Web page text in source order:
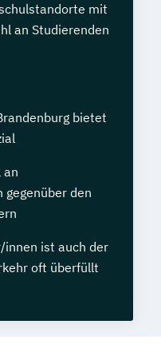
mit
an Studierenden
bietet
an
den
innen ist auch der
oft überfüllt